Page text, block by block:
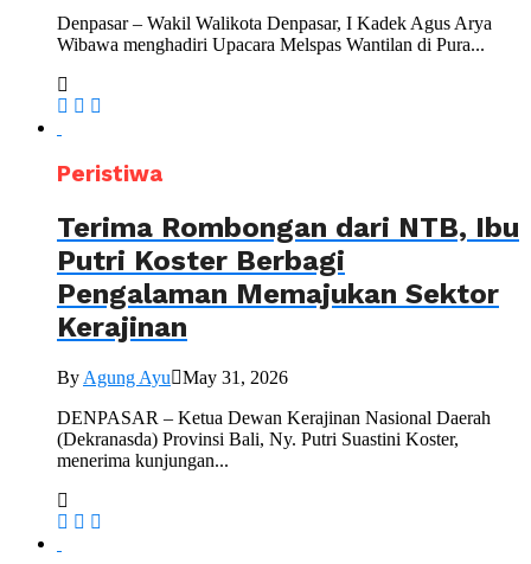
Denpasar – Wakil Walikota Denpasar, I Kadek Agus Arya
Wibawa menghadiri Upacara Melspas Wantilan di Pura...
Peristiwa
Terima Rombongan dari NTB, Ibu
Putri Koster Berbagi
Pengalaman Memajukan Sektor
Kerajinan
By Agung Ayu
May 31, 2026
DENPASAR – Ketua Dewan Kerajinan Nasional Daerah
(Dekranasda) Provinsi Bali, Ny. Putri Suastini Koster,
menerima kunjungan...